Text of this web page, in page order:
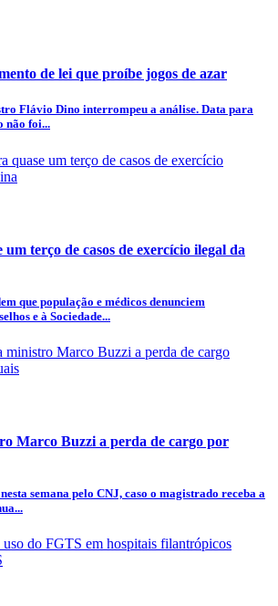
de lei que proíbe jogos de azar
Flávio Dino interrompeu a análise. Data para
não foi...
terço de casos de exercício ilegal da
que população e médicos denunciem
e à Sociedade...
Marco Buzzi a perda de cargo por
semana pelo CNJ, caso o magistrado receba a